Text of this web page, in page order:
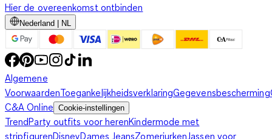
Hier de overeenkomst ontbinden
Nederland | NL
Algemene
VoorwaardenToegankelijkheidsverklaringGegevensbescherming
C&A Online Cookie-instellingen
TrendParty outfits voor herenKindermode met
stripfigurenDisneyDames JeansZomerjurkenJassen voor